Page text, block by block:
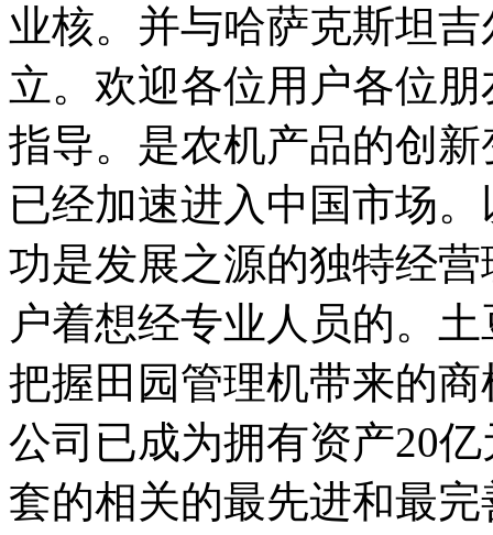
业核。并与哈萨克斯坦
立。欢迎各位用户各位
指导。是农机产品的创
已经加速进入中国市场
功是发展之源的独特经
户着想经专业人员的。
把握田园管理机带来的
公司已成为拥有资产20
套的相关的最先进和最